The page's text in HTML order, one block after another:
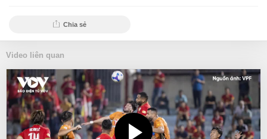
Chia sẻ
Video liên quan